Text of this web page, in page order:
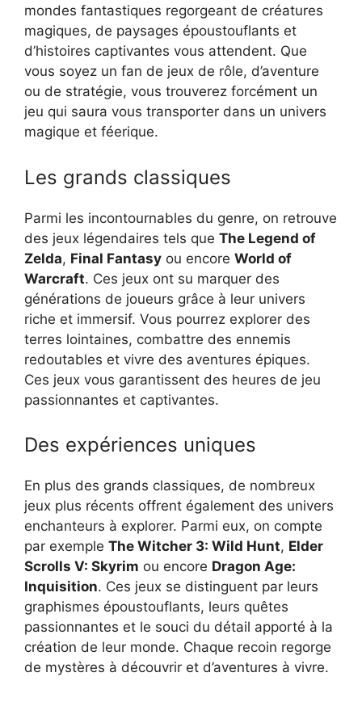
mondes fantastiques regorgeant de créatures
magiques, de paysages époustouflants et
d’histoires captivantes vous attendent. Que
vous soyez un fan de jeux de rôle, d’aventure
ou de stratégie, vous trouverez forcément un
jeu qui saura vous transporter dans un univers
magique et féerique.
Les grands classiques
Parmi les incontournables du genre, on retrouve
des jeux légendaires tels que The Legend of
Zelda, Final Fantasy ou encore World of
Warcraft. Ces jeux ont su marquer des
générations de joueurs grâce à leur univers
riche et immersif. Vous pourrez explorer des
terres lointaines, combattre des ennemis
redoutables et vivre des aventures épiques.
Ces jeux vous garantissent des heures de jeu
passionnantes et captivantes.
Des expériences uniques
En plus des grands classiques, de nombreux
jeux plus récents offrent également des univers
enchanteurs à explorer. Parmi eux, on compte
par exemple The Witcher 3: Wild Hunt, Elder
Scrolls V: Skyrim ou encore Dragon Age:
Inquisition. Ces jeux se distinguent par leurs
graphismes époustouflants, leurs quêtes
passionnantes et le souci du détail apporté à la
création de leur monde. Chaque recoin regorge
de mystères à découvrir et d’aventures à vivre.